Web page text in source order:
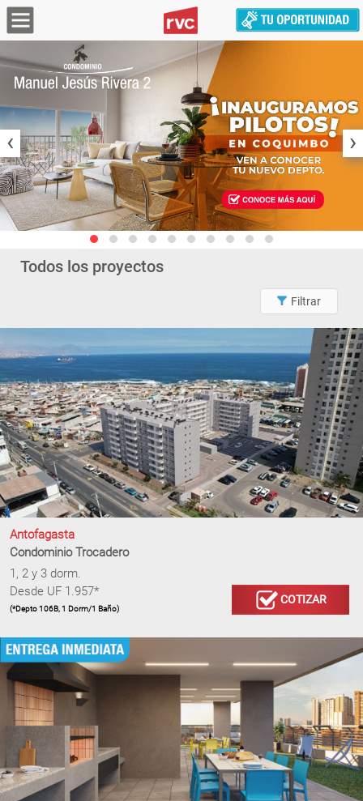
‹ ›
Todos los proyectos
Filtrar
Antofagasta
Condominio Trocadero
1, 2 y 3 dorm.
Desde UF 1.957*
(*Depto 106B, 1 Dorm/1 Baño)
COTIZAR